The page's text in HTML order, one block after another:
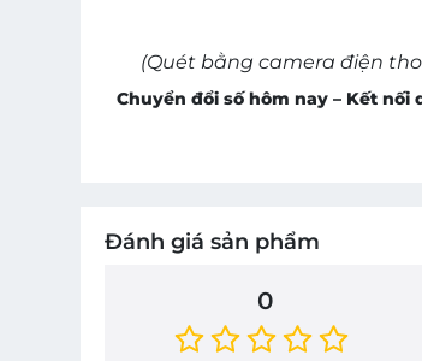
(Quét bằng camera điện
Chuyển đổi số hôm nay – Kết nối
Đánh giá sản phẩm
0